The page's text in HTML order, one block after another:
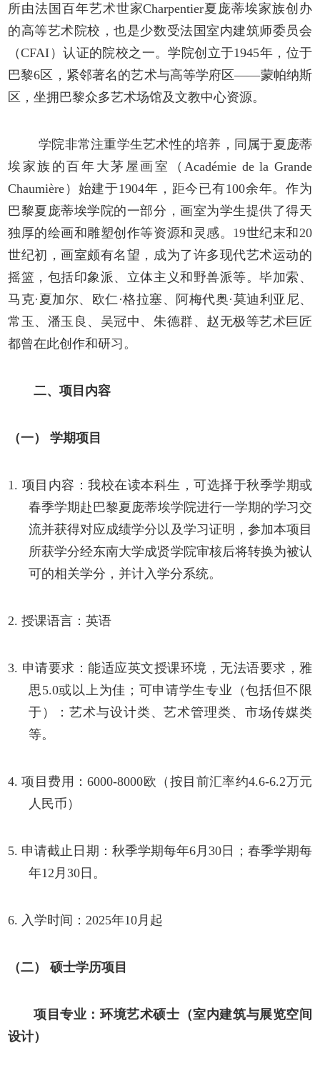
所由法国 百年艺术世家Charpentier夏庞蒂埃家族创办
的高等艺术院校，也是少数受法国室内建筑师委员会
（CFAI）认证的院校之一。学院创立于1945年，位于
巴黎6区，紧邻著名的艺术与高等学府区——蒙帕纳斯
区，坐拥巴黎众多艺术场馆及文教中心资源。
学院非常注重学生艺术性的培养，同属于夏庞蒂
埃家族的百年大茅屋画室（ Académie de la Grande
Chaumière）始建于1904年， 距今已有100余年。作为
巴黎夏庞蒂埃学院的一部分， 画室为学生提供了得天
独厚的绘画和雕塑创作等资源和灵感。 19世纪末和20
世纪初，画室颇有名望， 成为了许多现代艺术运动的
摇篮，包括印象派、立体主义和野兽派等。毕加索、
马克·夏加尔、欧仁·格拉塞、阿梅代奥·莫迪利亚尼、
常玉、潘玉良、吴冠中、朱德群、赵无极等艺术巨匠
都曾在此创作和研习。
二、 项目内容
（一） 学期项目
1. 项目内容： 我校在读本科生，可选择于秋季学期或
春季学期赴巴黎夏庞蒂埃学院进行一学期的学习交
流并获得对应成绩学分以及学习证明，参加本项目
所获学分经东南大学成贤学院审核后将转换为被认
可的相关学分，并计入学分系统。
2. 授课语言：英语
3. 申请要求：能适应英文授课环境，无法语要求，雅
思 5.0或以上为佳；可申请学生专业（包括但不限
于）：艺术与设计类、艺术管理类、市场传媒类
等。
4.项目费用：6000-8000欧（按目前汇率约4.6-6.2万元
人民币）
5. 申请截止日期：秋季学期每年6月30日；春季学期每
年12月30日。
6. 入学时间： 2025年10 月起
（二）硕士学历项目
项目专业：环境艺术硕士（室内建筑与展览空间
设计）